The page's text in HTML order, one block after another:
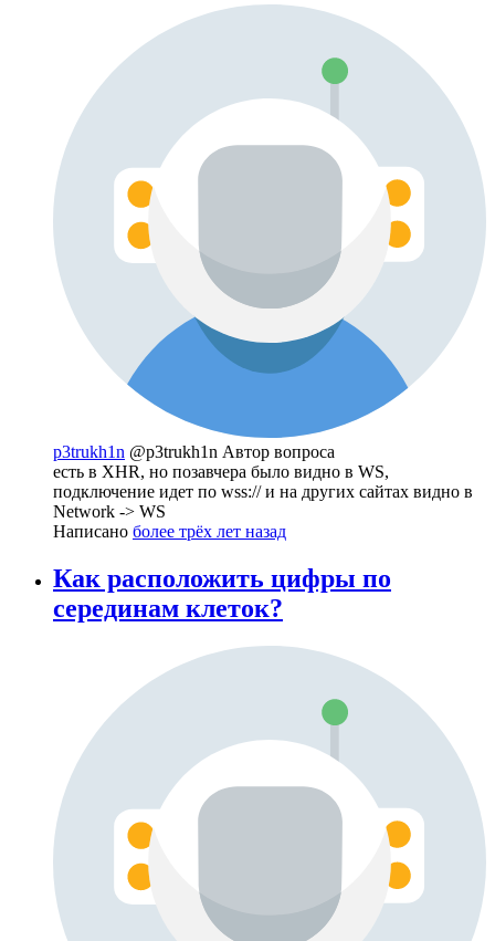
p3trukh1n @p3trukh1n Автор вопроса
есть в XHR, но позавчера было видно в WS,
подключение идет по wss:// и на других сайтах видно в
Network -> WS
Написано более трёх лет назад
Как расположить цифры по
серединам клеток?